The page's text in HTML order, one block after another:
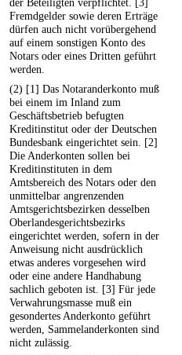
der Beteiligten verpflichtet. [3]
Fremdgelder sowie deren Erträge
dürfen auch nicht vorübergehend
auf einem sonstigen Konto des
Notars oder eines Dritten geführt
werden.
(2) [1] Das Notaranderkonto muß
bei einem im Inland zum
Geschäftsbetrieb befugten
Kreditinstitut oder der Deutschen
Bundesbank eingerichtet sein. [2]
Die Anderkonten sollen bei
Kreditinstituten in dem
Amtsbereich des Notars oder den
unmittelbar angrenzenden
Amtsgerichtsbezirken desselben
Oberlandesgerichtsbezirks
eingerichtet werden, sofern in der
Anweisung nicht ausdrücklich
etwas anderes vorgesehen wird
oder eine andere Handhabung
sachlich geboten ist. [3] Für jede
Verwahrungsmasse muß ein
gesondertes Anderkonto geführt
werden, Sammelanderkonten sind
nicht zulässig.